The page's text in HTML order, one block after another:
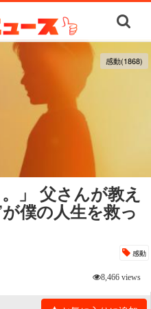
感動(1868)
」 父さんが教え
僕の人生を救っ
感動
8,466 views